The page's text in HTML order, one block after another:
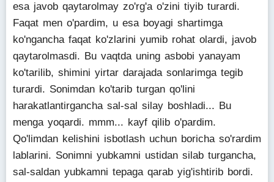
esa javob qaytarolmay zo'rg'a o'zini tiyib turardi.
Faqat men o'pardim, u esa boyagi shartimga
ko'ngancha faqat ko'zlarini yumib rohat olardi, javob
qaytarolmasdi. Bu vaqtda uning asbobi yanayam
ko'tarilib, shimini yirtar darajada sonlarimga tegib
turardi. Sonimdan ko'tarib turgan qo'lini
harakatlantirgancha sal-sal silay boshladi... Bu
menga yoqardi. mmm... kayf qilib o'pardim.
Qo'limdan kelishini isbotlash uchun boricha so'rardim
lablarini. Sonimni yubkamni ustidan silab turgancha,
sal-saldan yubkamni tepaga qarab yig'ishtirib bordi.